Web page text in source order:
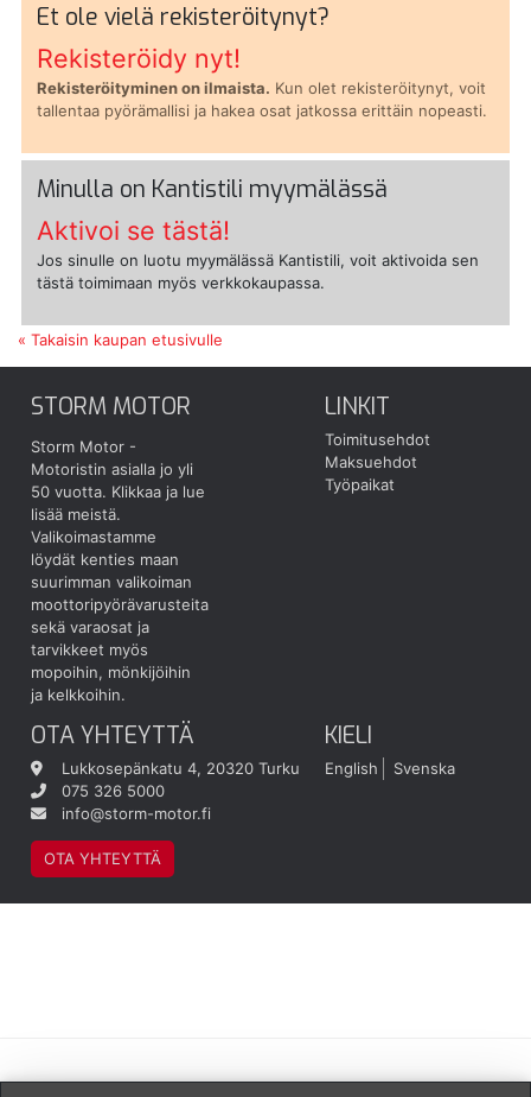
Et ole vielä rekisteröitynyt?
Rekisteröidy nyt!
Rekisteröityminen on ilmaista. Kun olet rekisteröitynyt, voit
tallentaa pyörämallisi ja hakea osat jatkossa erittäin nopeasti.
Minulla on Kantistili myymälässä
Aktivoi se tästä!
Jos sinulle on luotu myymälässä Kantistili, voit aktivoida sen
tästä toimimaan myös verkkokaupassa.
« Takaisin kaupan etusivulle
STORM MOTOR
Storm Motor -
Motoristin asialla jo yli
50 vuotta. Klikkaa ja lue
lisää meistä.
Valikoimastamme
löydät kenties maan
suurimman valikoiman
moottoripyörävarusteita
sekä varaosat ja
tarvikkeet myös
mopoihin, mönkijöihin
ja kelkkoihin.
LINKIT
Toimitusehdot
Maksuehdot
Työpaikat
OTA YHTEYTTÄ
Lukkosepänkatu 4, 20320 Turku
075 326 5000
info@storm-motor.fi
OTA YHTEYTTÄ
KIELI
English Svenska